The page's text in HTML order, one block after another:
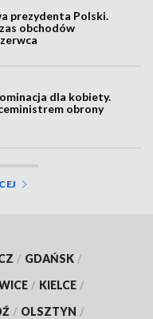
prezydenta Polski.
obchodów
dla kobiety.
obrony
/ GDAŃSK /
/ KIELCE /
/ OLSZTYN /